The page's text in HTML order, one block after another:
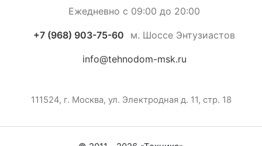
Ежедневно с 09:00 до 20:00
+7 (968) 903-75-60 м. Шоссе Энтузиастов
info@tehnodom-msk.ru
111524, г. Москва, ул. Электродная д. 11, стр. 18